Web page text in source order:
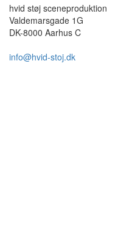
hvid støj sceneproduktion
Valdemarsgade 1G
DK-8000 Aarhus C
info@hvid-stoj.dk